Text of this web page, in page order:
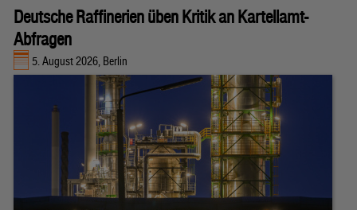
Deutsche Raffinerien üben Kritik an Kartellamt-
Abfragen
5. August 2026, Berlin